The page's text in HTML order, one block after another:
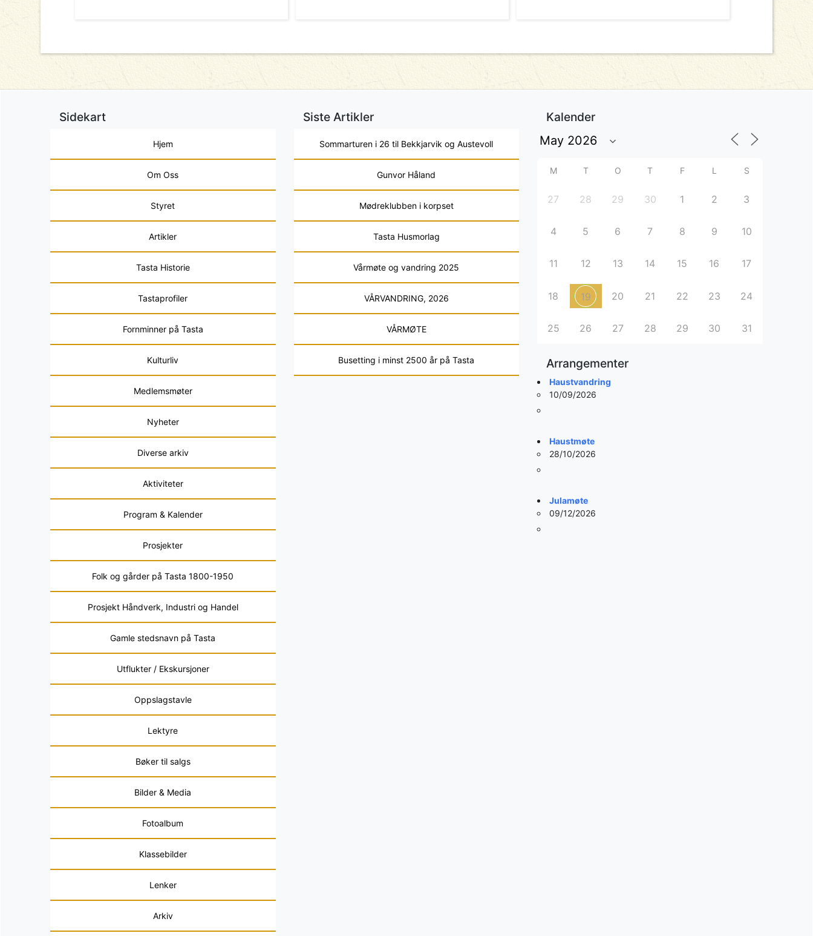
Sidekart
Hjem
Om Oss
Styret
Artikler
Tasta Historie
Tastaprofiler
Fornminner på Tasta
Kulturliv
Medlemsmøter
Nyheter
Diverse arkiv
Aktiviteter
Program & Kalender
Prosjekter
Folk og gårder på Tasta 1800-1950
Prosjekt Håndverk, Industri og Handel
Gamle stedsnavn på Tasta
Utflukter / Ekskursjoner
Oppslagstavle
Lektyre
Bøker til salgs
Bilder & Media
Fotoalbum
Klassebilder
Lenker
Arkiv
Siste Artikler
Sommarturen i 26 til Bekkjarvik og Austevoll
Gunvor Håland
Mødreklubben i korpset
Tasta Husmorlag
Vårmøte og vandring 2025
VÅRVANDRING, 2026
VÅRMØTE
Busetting i minst 2500 år på Tasta
Kalender
M T O T F L S
27 28 29 30 1 2 3
4 5 6 7 8 9 10
11 12 13 14 15 16 17
18 19 20 21 22 23 24
25 26 27 28 29 30 31
Arrangementer
Haustvandring
10/09/2026
Haustmøte
28/10/2026
Julamøte
09/12/2026